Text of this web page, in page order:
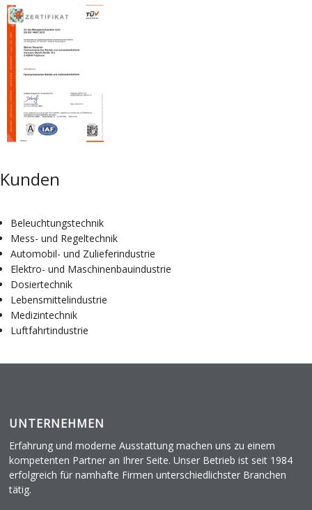
Kunden
Beleuchtungstechnik
Mess- und Regeltechnik
Automobil- und Zulieferindustrie
Elektro- und Maschinenbauindustrie
Dosiertechnik
Lebensmittelindustrie
Medizintechnik
Luftfahrtindustrie
UNTERNEHMEN
Erfahrung und moderne Ausstattung machen uns zu einem
kompetenten Partner an Ihrer Seite. Unser Betrieb ist seit 1984
erfolgreich für namhafte Firmen unterschiedlichster Branchen
tätig.